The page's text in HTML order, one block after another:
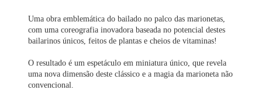
Uma obra emblemática do bailado no palco das marionetas,
com uma coreografia inovadora baseada no potencial destes
bailarinos únicos, feitos de plantas e cheios de vitaminas!
O resultado é um espetáculo em miniatura único, que revela
uma nova dimensão deste clássico e a magia da marioneta não
convencional.